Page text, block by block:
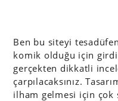
Ben bu siteyi
komik olduğu için
gerçekten dikkatli
çarpılacaksınız.
ilham gelmesi için çok